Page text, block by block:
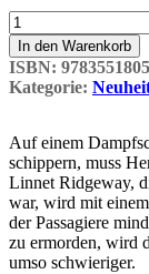
Agatha
Christie
Classics:
Tod
auf
Nil
Menge
In den Warenkorb
ISBN:
Kategorie:
Auf einem
schippern, muss
Linnet Ridgeway,
war, wird mit
der Passagiere
zu ermorden, wird
umso schwieriger.